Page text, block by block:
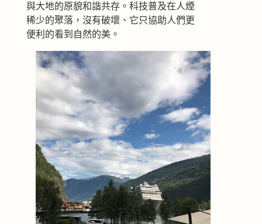
與大地的原貌和諧共存。科技普及在人煙
稀少的聚落，沒有破壞、它只協助人們更
便利的看到自然的美。